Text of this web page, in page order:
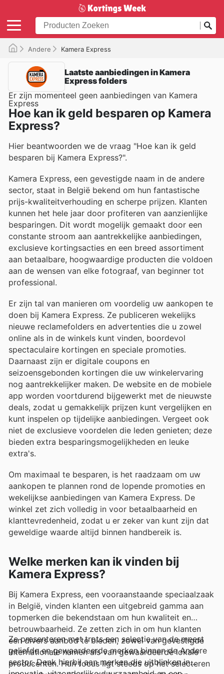
Andere Kamera Express
Laatste aanbiedingen in Kamera
Express folders
Er zijn momenteel geen aanbiedingen van Kamera
Express
Hoe kan ik geld besparen op Kamera
Express?
Hier beantwoorden we de vraag "Hoe kan ik geld
besparen bij Kamera Express?".
Kamera Express, een gevestigde naam in de andere
sector, staat in België bekend om hun fantastische
prijs-kwaliteitverhouding en scherpe prijzen. Klanten
kunnen het hele jaar door profiteren van aanzienlijke
besparingen. Dit wordt mogelijk gemaakt door een
constante stroom aan aantrekkelijke aanbiedingen,
exclusieve kortingsacties en een breed assortiment
aan betaalbare, hoogwaardige producten die voldoen
aan de wensen van elke fotograaf, van beginner tot
professional.
Er zijn tal van manieren om voordelig uw aankopen te
doen bij Kamera Express. Ze publiceren wekelijks
nieuwe reclamefolders en advertenties die u zowel
online als in de winkels kunt vinden, boordevol
spectaculaire kortingen en speciale promoties.
Daarnaast zijn er digitale coupons en
seizoensgebonden kortingen die uw winkelervaring
nog aantrekkelijker maken. De website en de mobiele
app worden voortdurend bijgewerkt met de nieuwste
deals, zodat u gemakkelijk prijzen kunt vergelijken en
kunt inspelen op tijdelijke aanbiedingen. Vergeet ook
niet de exclusieve voordelen die leden genieten; deze
bieden extra besparingsmogelijkheden en leuke
extra's.
Om maximaal te besparen, is het raadzaam om uw
aankopen te plannen rond de lopende promoties en
wekelijkse aanbiedingen van Kamera Express. De
winkel zet zich volledig in voor betaalbaarheid en
klanttevredenheid, zodat u er zeker van kunt zijn dat
geweldige waarde altijd binnen handbereik is.
Welke merken kan ik vinden bij
Kamera Express?
Bij Kamera Express, een vooraanstaande speciaalzaak
in België, vinden klanten een uitgebreid gamma aan
topmerken die bekendstaan om hun kwaliteit en
betrouwbaarheid. Ze zetten zich in om hun klanten
een divers aanbod te bieden, zowel van gevestigde
internationale namen als van gewaardeerde lokale
producenten. Hun focus ligt steeds op het selecteren
Ze presenteren met trots een selectie van de meest
geliefde en gewaardeerde merken binnen de Andere
sector. Denk hierbij aan merken die uitblinken in